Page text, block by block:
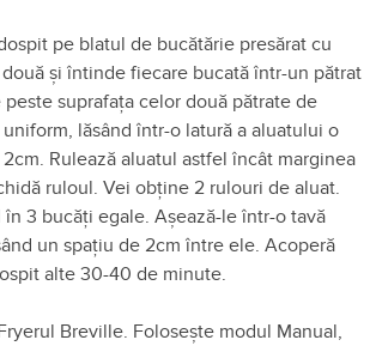
pe blatul de bucătărie presărat cu
și întinde fiecare bucată într-un pătrat
suprafața celor două pătrate de
lăsând într-o latură a aluatului o
Rulează aluatul astfel încât marginea
ruloul. Vei obține 2 rulouri de aluat.
3 bucăți egale. Așează-le într-o tavă
un spațiu de 2cm între ele. Acoperă
alte 30-40 de minute.
Breville. Folosește modul Manual,